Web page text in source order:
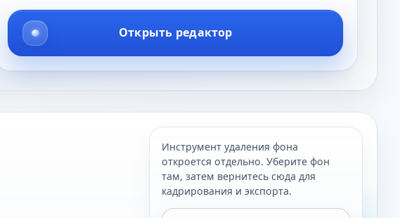
Открыть редактор
Инструмент удаления фона
откроется отдельно. Уберите фон
там, затем вернитесь сюда для
кадрирования и экспорта.